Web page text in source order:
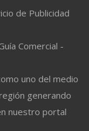
de Publicidad
Comercial -
uno del medio
generando
nuestro portal